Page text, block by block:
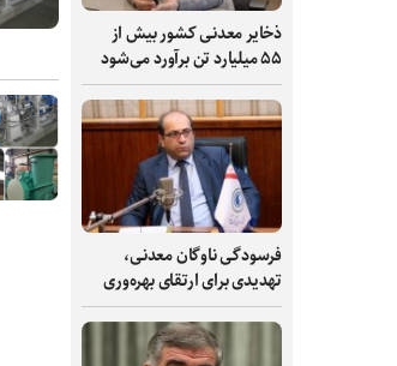
ذخایر معدنی کشور بیش از
۵۵ میلیارد تن برآورد می‌شود
فرسودگی ناوگان معدنی،
تهدیدی برای ارتقای بهره‌وری